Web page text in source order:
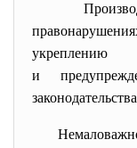
и